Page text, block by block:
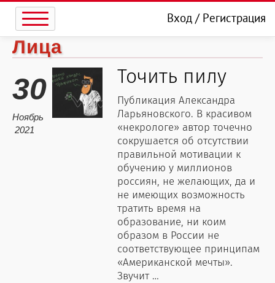
Вход/ Регистрация
Лица
30
Ноябрь
2021
Точить пилу
Публикация Александра
Ларьяновского. В красивом
«некрологе» автор точечно
сокрушается об отсутствии
правильной мотивации к
обучению у миллионов
россиян, не желающих, да и
не имеющих возможность
тратить время на
образование, ни коим
образом в России не
соответствующее принципам
«Американской мечты».
Звучит …